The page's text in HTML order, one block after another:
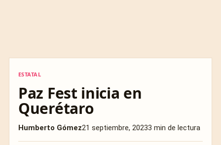
ESTATAL
Paz Fest inicia en
Querétaro
Humberto Gómez21 septiembre, 20233 min de lectura